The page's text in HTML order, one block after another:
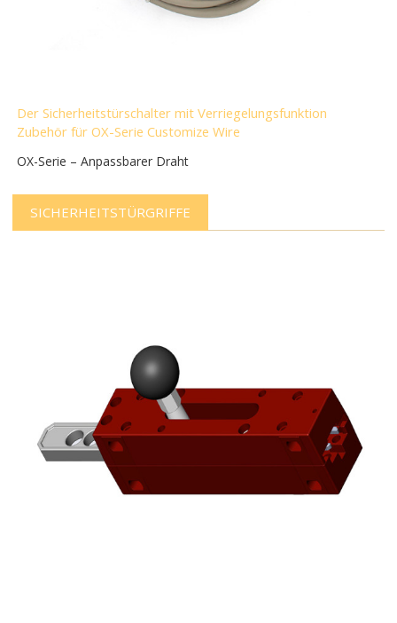
Der Sicherheitstürschalter mit Verriegelungsfunktion
Zubehör für OX-Serie Customize Wire
OX-Serie – Anpassbarer Draht
SICHERHEITSTÜRGRIFFE